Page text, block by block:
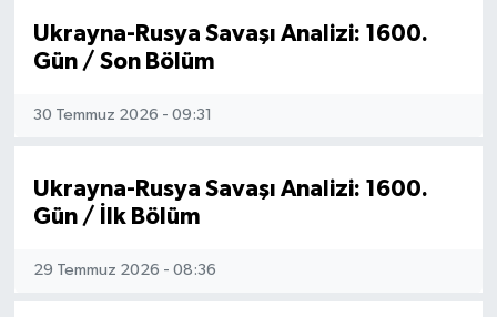
Ukrayna-Rusya Savaşı Analizi: 1600.
Gün / Son Bölüm
30 Temmuz 2026 - 09:31
Ukrayna-Rusya Savaşı Analizi: 1600.
Gün / İlk Bölüm
29 Temmuz 2026 - 08:36